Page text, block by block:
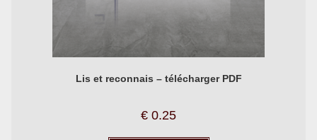
Lis et reconnais – télécharger PDF
€ 0.25